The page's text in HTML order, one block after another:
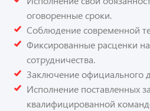
оговоренные сроки.
Соблюдение современной
Фиксированные расценки
сотрудничества.
Заключение официального
Исполнение поставленных
квалифицированной